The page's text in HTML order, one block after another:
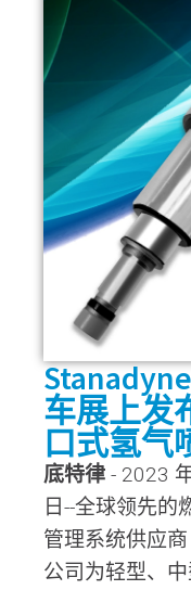
车展上发
口式氢气
底特律 - 2023
日--全球领先的
管理系统供应商
公司为轻型、